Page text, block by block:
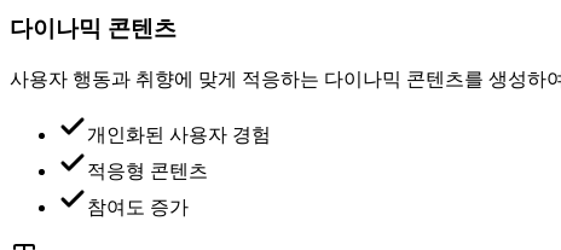
다이나믹 콘텐츠
사용자 행동과 취향에 맞게 적응하는 다이나믹 콘텐츠를 생성하
개인화된 사용자 경험
적응형 콘텐츠
참여도 증가